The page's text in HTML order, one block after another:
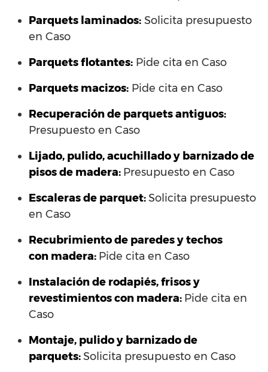
Parquets laminados: Solicita presupuesto
en Caso
Parquets flotantes: Pide cita en Caso
Parquets macizos: Pide cita en Caso
Recuperación de parquets antiguos:
Presupuesto en Caso
Lijado, pulido, acuchillado y barnizado de
pisos de madera: Presupuesto en Caso
Escaleras de parquet:Solicita presupuesto
en Caso
Recubrimiento de paredes y techos
con madera: Pide cita en Caso
Instalación de rodapiés, frisos y
revestimientos con madera: Pide cita en
Caso
Montaje, pulido y barnizado de
parquets:Solicita presupuesto en Caso